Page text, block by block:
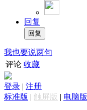
回复
我也要说两句
评论 收藏
登录 | 注册
标准版 | 触屏版 | 电脑版